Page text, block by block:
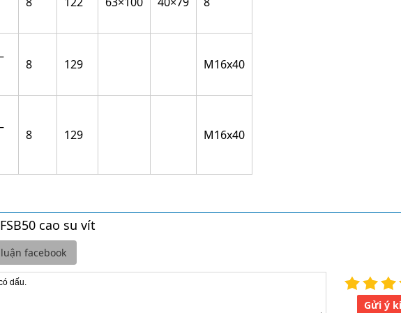
8 129 M16x40
8 129 M16x40
cao su vít
facebook
Gửi ý